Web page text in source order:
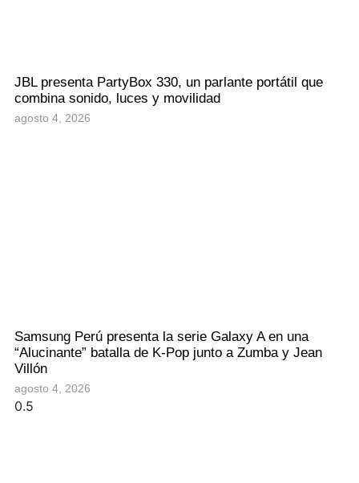
JBL presenta PartyBox 330, un parlante portátil que
combina sonido, luces y movilidad
agosto 4, 2026
Samsung Perú presenta la serie Galaxy A en una
“Alucinante” batalla de K-Pop junto a Zumba y Jean
Villón
agosto 4, 2026